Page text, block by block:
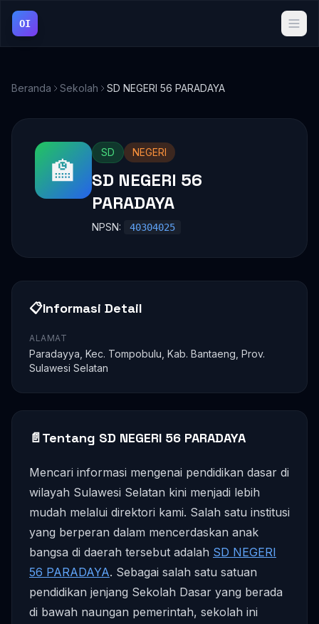
OI
Beranda Sekolah SD NEGERI 56 PARADAYA
🏫
SD NEGERI
SD NEGERI 56
PARADAYA
NPSN: 40304025
📋Informasi Detail
ALAMAT
Paradayya, Kec. Tompobulu, Kab. Bantaeng, Prov.
Sulawesi Selatan
📄Tentang SD NEGERI 56 PARADAYA
Mencari informasi mengenai pendidikan dasar di
wilayah Sulawesi Selatan kini menjadi lebih
mudah melalui direktori kami. Salah satu institusi
yang berperan dalam mencerdaskan anak
bangsa di daerah tersebut adalah SD NEGERI
56 PARADAYA. Sebagai salah satu satuan
pendidikan jenjang Sekolah Dasar yang berada
di bawah naungan pemerintah, sekolah ini